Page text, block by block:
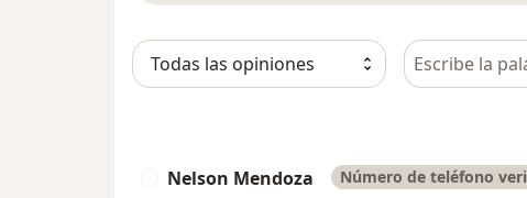
Busca en
Nelson Mendoza Número de teléfono